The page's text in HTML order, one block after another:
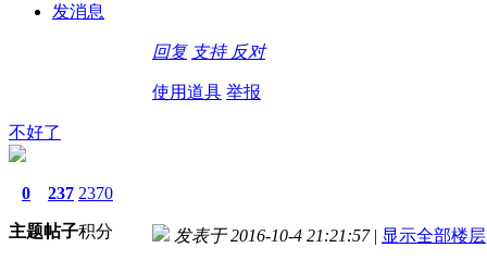
发消息
回复 支持 反对
使用道具 举报
不好了
0
主题
237
帖子
2370
积分 发表于 2016-10-4 21:21:57 | 显示全部楼层